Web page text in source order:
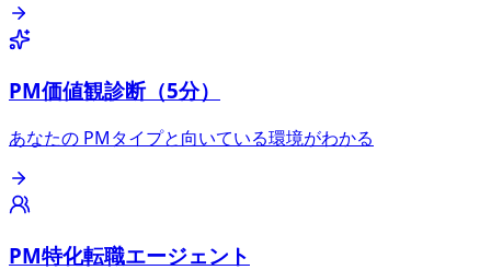
PM価値観診断（5分）
あなたの PMタイプと向いている環境がわかる
PM特化転職エージェント